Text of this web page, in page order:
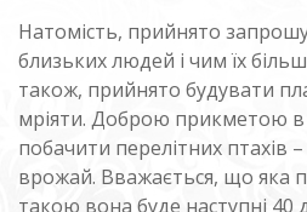
Натомість, прийнято
близьких людей і чим їх
також, прийнято будувати
мріяти. Доброю прикметою
побачити перелітних птахів
врожай. Вважається, що яка
такою вона буде наступні 40